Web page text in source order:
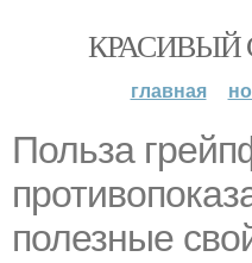
КРАСИВЫЙ
главная
Польза
полезные